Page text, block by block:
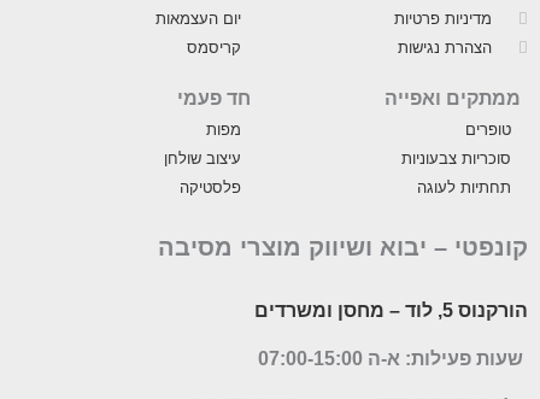
מדיניות פרטיות
הצהרת נגישות
יום העצמאות
קריסמס
ממתקים ואפייה
טופרים
סוכריות צבעוניות
תחתיות לעוגה
חד פעמי
מפות
עיצוב שולחן
פלסטיקה
קונפטי – יבוא ושיווק מוצרי מסיבה
הורקנוס 5, לוד – מחסן ומשרדים
שעות פעילות: א-ה 07:00-15:00